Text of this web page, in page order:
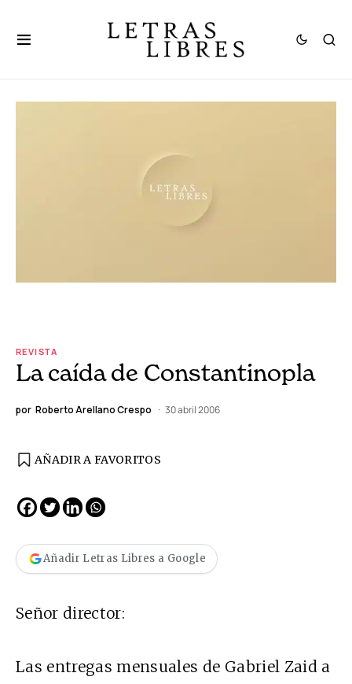
REVISTA
La caída de Constantinopla
por Roberto Arellano Crespo 30 abril 2006
AÑADIR A FAVORITOS
Añadir Letras Libres a Google
Señor director:
Las entregas mensuales de Gabriel Zaid a